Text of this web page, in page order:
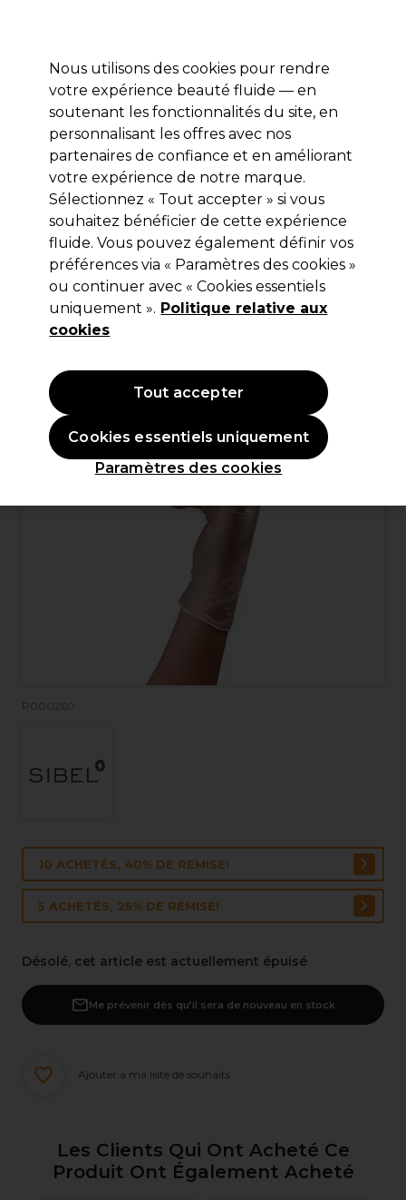
Se connecter
Marques Bons plans Coiffure Electro et Matériel
Livraison et délais
lire la suite
Sibel
Sibel Gants en Vinyle Jetables S x100
)
6,45 €Hors TVA(TARIF PROFESSIONNEL)
7,74 €TVA incluse)
OFFRE
P000260
10 ACHETÉS, 40% DE REMISE!
5 ACHETÉS, 25% DE REMISE!
Désolé, cet article est actuellement épuisé
Me prévenir dès qu’il sera de nouveau en stock
Ajouter à ma liste de souhaits
Les Clients Qui Ont Acheté Ce
Produit Ont Également Acheté
Nous utilisons des cookies pour rendre
votre expérience beauté fluide — en
soutenant les fonctionnalités du site, en
personnalisant les offres avec nos
partenaires de confiance et en améliorant
votre expérience de notre marque.
Sélectionnez « Tout accepter » si vous
souhaitez bénéficier de cette expérience
fluide. Vous pouvez également définir vos
préférences via « Paramètres des cookies »
ou continuer avec « Cookies essentiels
uniquement ». Politique relative aux
cookies
Paramètres des cookies
Cookies essentiels uniquement
Tout accepter